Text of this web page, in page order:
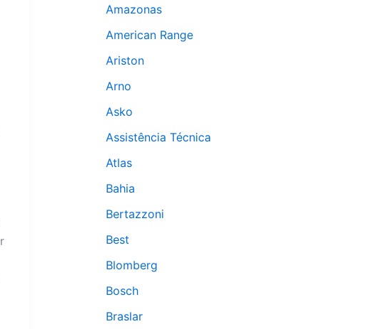
Amazonas
American Range
Ariston
Arno
Asko
Assistência Técnica
Atlas
Bahia
Bertazzoni
Best
Blomberg
Bosch
Braslar